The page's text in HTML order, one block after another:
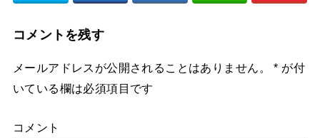
コメントを残す
メールアドレスが公開されることはありません。 * が付
いている欄は必須項目です
コメント